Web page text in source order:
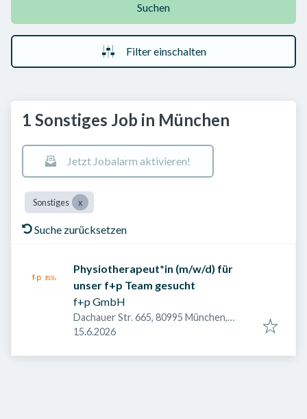
Suchen
Filter einschalten
1 Sonstiges Job in München
Jetzt Jobalarm aktivieren!
Sonstiges
Suche zurücksetzen
Physiotherapeut*in (m/w/d) für
unser f+p Team gesucht
f+p GmbH
Dachauer Str. 665, 80995 München,
Deutschland
Veröffentlicht am
15.6.2026